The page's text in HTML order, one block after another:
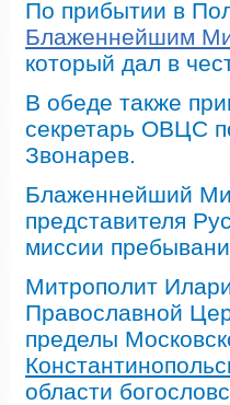
По прибытии в
Блаженнейшим
который дал в
В обеде также
секретарь ОВЦС
Звонарев.
Блаженнейший
представителя
миссии
Митрополит
Православной
пределы
области